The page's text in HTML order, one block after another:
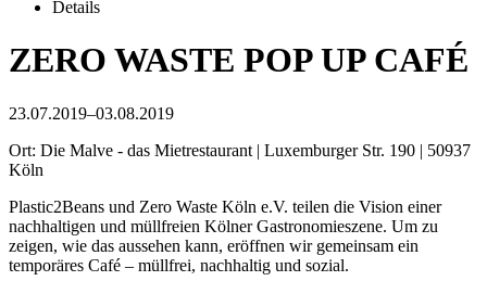
Details
ZERO WASTE POP UP CAFÉ
23.07.2019–03.08.2019
Ort: Die Malve - das Mietrestaurant | Luxemburger Str. 190 | 50937
Köln
Plastic2Beans und Zero Waste Köln e.V. teilen die Vision einer
nachhaltigen und müllfreien Kölner Gastronomieszene. Um zu
zeigen, wie das aussehen kann, eröffnen wir gemeinsam ein
temporäres Café – müllfrei, nachhaltig und sozial.